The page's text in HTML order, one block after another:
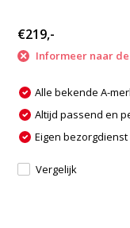
€219,-
Informeer naar
Alle bekende A-
Altijd passend en
Eigen bezorgdienst
Vergelijk